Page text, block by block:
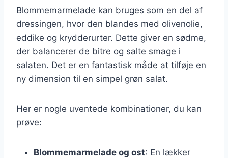
Blommemarmelade kan bruges som en del af
dressingen, hvor den blandes med olivenolie,
eddike og krydderurter. Dette giver en sødme,
der balancerer de bitre og salte smage i
salaten. Det er en fantastisk måde at tilføje en
ny dimension til en simpel grøn salat.
Her er nogle uventede kombinationer, du kan
prøve:
Blommemarmelade og ost: En lækker